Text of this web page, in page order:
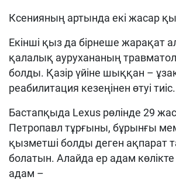
Ксенияның артында екі жасар
Екінші қыз да бірнеше жарақат
қалалық аурухананың
болды. Қазір үйіне шыққан –
реабилитация кезеңінен өтуі тиіс.
Бастапқыда Lexus рөлінде 29
Петропавл тұрғыны, бұрынғы
қызметші болды деген ақпарат
болатын. Алайда ер адам
адам –